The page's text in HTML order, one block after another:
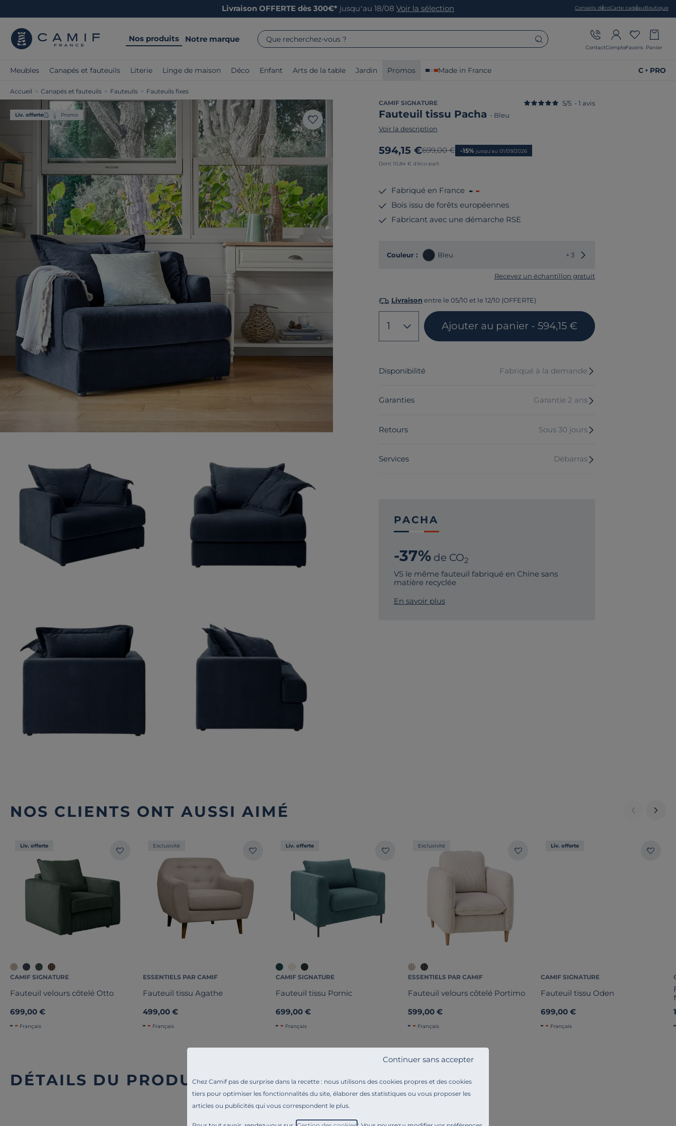
Chez Camif pas de surprise dans la recette : nous utilisons des cookies propres et des cookies
tiers pour optimiser les fonctionnalités du site, élaborer des statistiques ou vous proposer les
articles ou publicités qui vous correspondent le plus.
Continuer sans accepter
Livraison OFFERTE dès 300€* jusqu’au 18/08 Voir la sélection Conseils décoCarte cadeauBoutique
Nos produits Notre marque Que recherchez-vous ?
ContactCompteFavoris Panier
Meubles Canapés et fauteuils Literie Linge de maison Déco Enfant Arts de la table Jardin Promos Made in France C • PRO
Accueil > Canapés et fauteuils > Fauteuils > Fauteuils fixes
Liv. offerte Promo
CAMIF SIGNATURE
Fauteuil tissu Pacha - Bleu
5/5 - 1 avis
Voir la description
Nouveau prix
594,15 €Ancien prix
699,00 € -15% jusqu'au 01/09/2026
Dont 10,84 € d'éco-part
Fabriqué en France
Bois issu de forêts européennes
Fabricant avec une démarche RSE
Couleur : Bleu + 3 Choisir une autre couleur
Recevez un échantillon gratuit
Livraison entre le 05/10 et le 12/10 (OFFERTE)
1 Ajouter au panier - 594,15 €
Disponibilité Fabriqué à la demande
Garanties Garantie 2 ans
Retours Sous 30 jours
Services Débarras
PACHA
-37%de CO2
VS le même fauteuil fabriqué en Chine sans
matière recyclée
En savoir plus
NOS CLIENTS ONT AUSSI AIMÉ
Liv. offerte
CAMIF SIGNATURE
Fauteuil velours côtelé Otto
699,00 €
Français
Exclusivité
ESSENTIELS PAR CAMIF
Fauteuil tissu Agathe
499,00 €
Français
Liv. offerte
CAMIF SIGNATURE
Fauteuil tissu Pornic
699,00 €
Français
Exclusivité
ESSENTIELS PAR CAMIF
Fauteuil velours côtelé Portimo
599,00 €
Français
Liv. offerte
CAMIF SIGNATURE
Fauteuil tissu Oden
699,00 €
Français
DÉTAILS DU PRODUIT
Référence : 100393153954
Un pur concentré de confort et de convivialité !